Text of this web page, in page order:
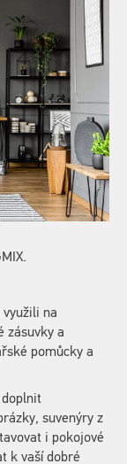
na
zásuvky a
pomůcky a
suvenýry z
i pokojové
k vaší dobré